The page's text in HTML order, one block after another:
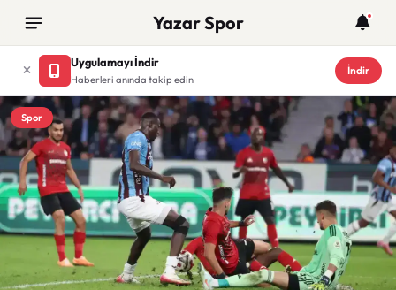
Yazar Spor
Uygulamayı İndir
Haberleri anında takip edin
İndir
Spor